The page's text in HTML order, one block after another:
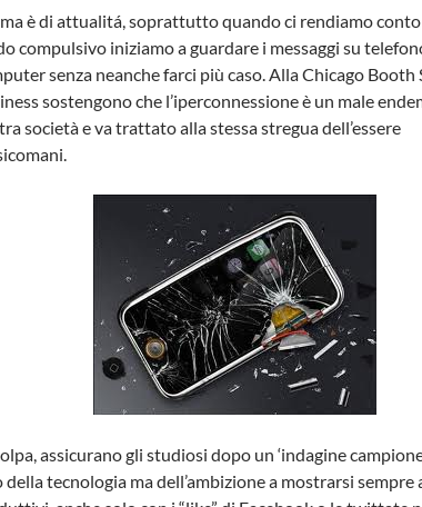
è di attualitá, soprattutto quando ci rendiamo conto
compulsivo iniziamo a guardare i messaggi su
senza neanche farci più caso. Alla Chicago Booth
sostengono che l’iperconnessione è un male
società e va trattato alla stessa stregua dell’essere
assicurano gli studiosi dopo un ‘indagine
della tecnologia ma dell’ambizione a mostrarsi sempre